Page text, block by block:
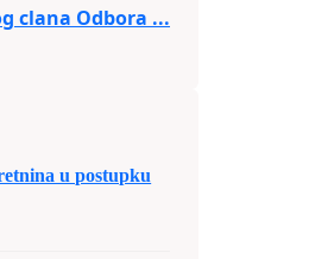
clana Odbora ...
u postupku